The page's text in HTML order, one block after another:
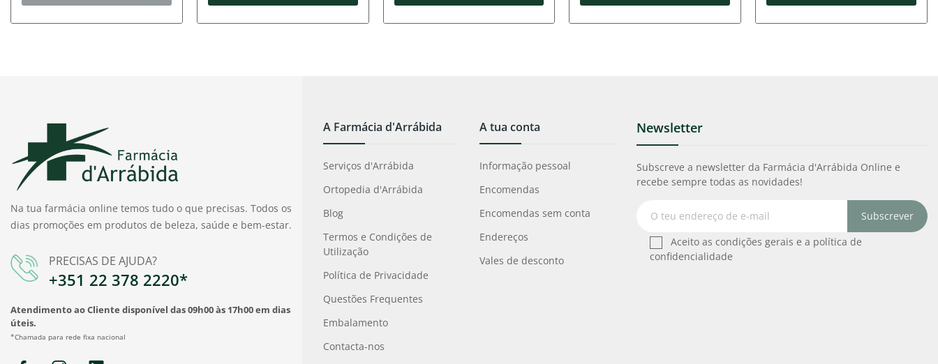
Na tua farmácia online temos tudo o que precisas. Todos os
dias promoções em produtos de beleza, saúde e bem-estar.
PRECISAS DE AJUDA?
+351 22 378 2220*
Atendimento ao Cliente disponível das 09h00 às 17h00 em dias
úteis.
*Chamada para rede fixa nacional
A Farmácia d'Arrábida
Serviços d'Arrábida
Ortopedia d'Arrábida
Blog
Termos e Condições de
Utilização
Política de Privacidade
Questões Frequentes
Embalamento
Contacta-nos
A tua conta
Informação pessoal
Encomendas
Encomendas sem conta
Endereços
Vales de desconto
Newsletter
Subscreve a newsletter da Farmácia d'Arrábida Online e
recebe sempre todas as novidades!
Subscrever
Aceito as condições gerais e a política de
confidencialidade